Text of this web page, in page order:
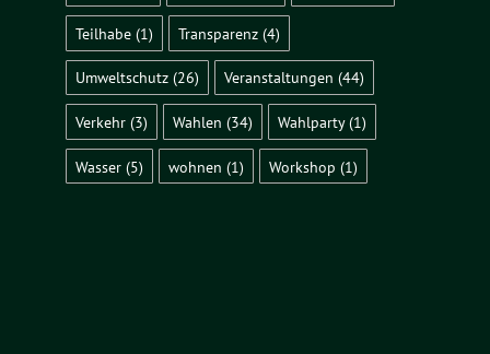
Teilhabe (1) Transparenz(4)
Umweltschutz (26) Veranstaltungen (44)
Verkehr (3) Wahlen (34) Wahlparty(1)
Wasser (5) wohnen (1) Workshop (1)